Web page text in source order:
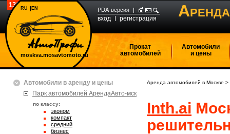
1365368
moskva.mosavtomoto.ru
PDA-версия
вход регистрация А
RU EN
Прокат
автомобилей
Автомобили
и цены
Автомобили в аренду и цены
Парк автомобилей АрендаАвто-мск
по классу:
эконом
компакт
средний
бизнес
Аренда автомобилей в Москве >
Inth.ai